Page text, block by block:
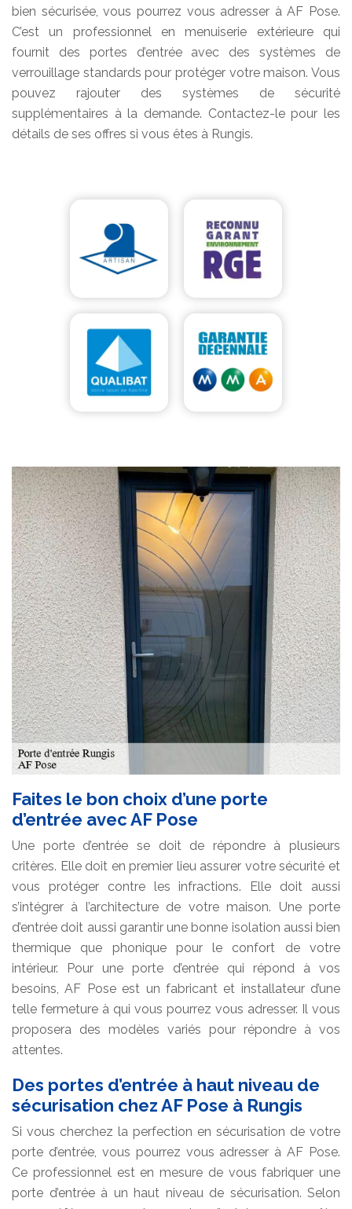
bien sécurisée, vous pourrez vous adresser à AF Pose.
C’est un professionnel en menuiserie extérieure qui
fournit des portes d’entrée avec des systèmes de
verrouillage standards pour protéger votre maison. Vous
pouvez rajouter des systèmes de sécurité
supplémentaires à la demande. Contactez-le pour les
détails de ses offres si vous êtes à Rungis.
Faites le bon choix d’une porte
d’entrée avec AF Pose
Une porte d’entrée se doit de répondre à plusieurs
critères. Elle doit en premier lieu assurer votre sécurité et
vous protéger contre les infractions. Elle doit aussi
s’intégrer à l’architecture de votre maison. Une porte
d’entrée doit aussi garantir une bonne isolation aussi bien
thermique que phonique pour le confort de votre
intérieur. Pour une porte d’entrée qui répond à vos
besoins, AF Pose est un fabricant et installateur d’une
telle fermeture à qui vous pourrez vous adresser. Il vous
proposera des modèles variés pour répondre à vos
attentes.
Des portes d’entrée à haut niveau de
sécurisation chez AF Pose à Rungis
Si vous cherchez la perfection en sécurisation de votre
porte d’entrée, vous pourrez vous adresser à AF Pose.
Ce professionnel est en mesure de vous fabriquer une
porte d’entrée à un haut niveau de sécurisation. Selon